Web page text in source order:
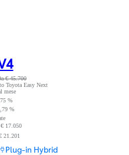
€ 45.700
Toyota Easy Next
mese
%
%
17.050
21.201
Plug-in Hybrid